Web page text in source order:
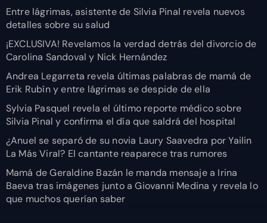
Entre lágrimas, asistente de Silvia Pinal revela nuevos
detalles sobre su salud
¡EXCLUSIVA! Revelamos la verdad detrás del divorcio de
Carolina Sandoval y Nick Hernández
Andrea Legarreta revela últimas palabras de mamá de
Erik Rubín y entre lágrimas se despide de ella
Sylvia Pasquel revela el último reporte médico sobre
Silvia Pinal y confirma el día que saldrá del hospital
¿Anuel se separó de su novia Laury Saavedra por Yailin
La Más Viral? El cantante reaparece tras rumores
Mamá de Geraldine Bazán le manda mensaje a Irina
Baeva tras imágenes junto a Giovanni Medina y revela lo
que muchos querían saber